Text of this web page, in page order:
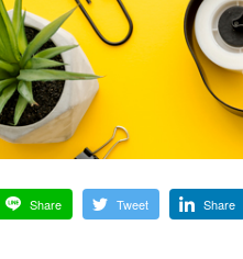
Share Tweet Share